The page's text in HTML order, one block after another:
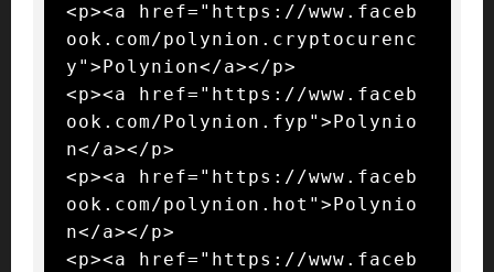
<p><a href="https://www.faceb
ook.com/polynion.cryptocurenc
y">Polynion</a></p>
<p><a href="https://www.faceb
ook.com/Polynion.fyp">Polynio
n</a></p>
<p><a href="https://www.faceb
ook.com/polynion.hot">Polynio
n</a></p>
<p><a href="https://www.faceb